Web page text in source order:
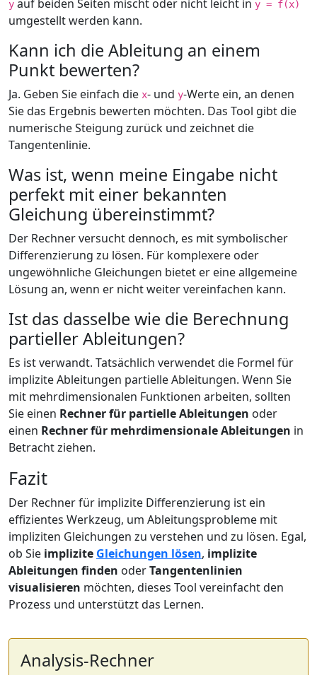
y auf beiden Seiten mischt oder nicht leicht in y = f(x)
umgestellt werden kann.
Kann ich die Ableitung an einem
Punkt bewerten?
Ja. Geben Sie einfach die x- und y-Werte ein, an denen
Sie das Ergebnis bewerten möchten. Das Tool gibt die
numerische Steigung zurück und zeichnet die
Tangentenlinie.
Was ist, wenn meine Eingabe nicht
perfekt mit einer bekannten
Gleichung übereinstimmt?
Der Rechner versucht dennoch, es mit symbolischer
Differenzierung zu lösen. Für komplexere oder
ungewöhnliche Gleichungen bietet er eine allgemeine
Lösung an, wenn er nicht weiter vereinfachen kann.
Ist das dasselbe wie die Berechnung
partieller Ableitungen?
Es ist verwandt. Tatsächlich verwendet die Formel für
implizite Ableitungen partielle Ableitungen. Wenn Sie
mit mehrdimensionalen Funktionen arbeiten, sollten
Sie einen Rechner für partielle Ableitungen oder
einen Rechner für mehrdimensionale Ableitungen in
Betracht ziehen.
Fazit
Der Rechner für implizite Differenzierung ist ein
effizientes Werkzeug, um Ableitungsprobleme mit
impliziten Gleichungen zu verstehen und zu lösen. Egal,
ob Sie implizite Gleichungen lösen, implizite
Ableitungen finden oderTangentenlinien
visualisieren möchten, dieses Tool vereinfacht den
Prozess und unterstützt das Lernen.
Analysis-Rechner